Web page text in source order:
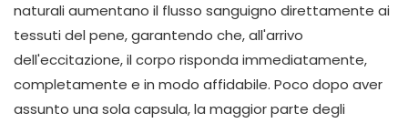
naturali aumentano il flusso sanguigno direttamente ai
tessuti del pene, garantendo che, all'arrivo
dell'eccitazione, il corpo risponda immediatamente,
completamente e in modo affidabile. Poco dopo aver
assunto una sola capsula, la maggior parte degli